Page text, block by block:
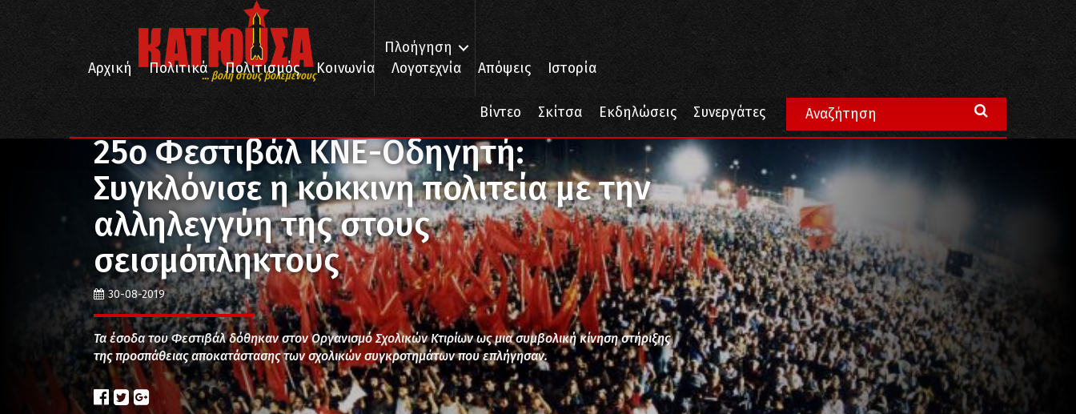
... βολή στους βολεμένους
Πλοήγηση
Αρχική
Πολιτικά Πολιτισμός Κοινωνία Λογοτεχνία Απόψεις Ιστορία
Βίντεο Σκίτσα Εκδηλώσεις Συνεργάτες
Αφιερώματα 25ο Φεστιβάλ ΚΝΕ-Οδηγητή: Συγκλόνισε η κόκκινη πολιτεία με την αλληλεγγύη της στους σεισμόπληκτους
25ο Φεστιβάλ ΚΝΕ-Οδηγητή:
Συγκλόνισε η κόκκινη πολιτεία με την
αλληλεγγύη της στους
σεισμόπληκτους
30-08-2019
Τα έσοδα του Φεστιβάλ δόθηκαν στον Οργανισμό Σχολικών Κτιρίων ως μια συμβολική κίνηση στήριξης
της προσπάθειας αποκατάστασης των σχολικών συγκροτημάτων που επλήγησαν.